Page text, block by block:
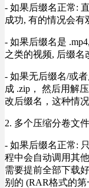
- 如果后缀名正常:
成功, 有的情况会
- 如果后缀名是
之类的视频, 后缀名
- 如果无后缀名/或
成 .zip， 然后用解
改后缀名，这种情
2. 多个压缩分卷文
- 如果后缀名正常:
程中会自动调用其
需要提前全部下载
别的 (RAR格式的第